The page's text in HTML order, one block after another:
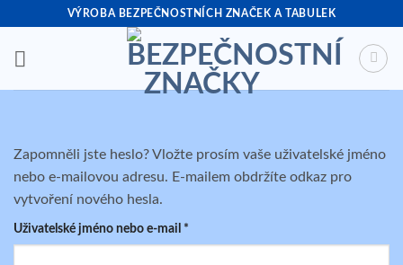
obsah
VÝROBA BEZPEČNOSTNÍCH ZNAČEK A TABULEK
Zapomněli jste heslo? Vložte prosím vaše uživatelské jméno
nebo e-mailovou adresu. E-mailem obdržíte odkaz pro
vytvoření nového hesla.
Uživatelské jméno nebo e-mail *